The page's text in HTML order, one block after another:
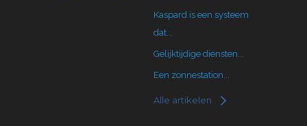
Kaspard is een systeem
dat...
Gelijktijdige diensten...
Een zonnestation...
Alle artikelen